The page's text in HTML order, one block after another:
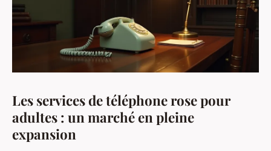
Les services de téléphone rose pour
adultes : un marché en pleine
expansion